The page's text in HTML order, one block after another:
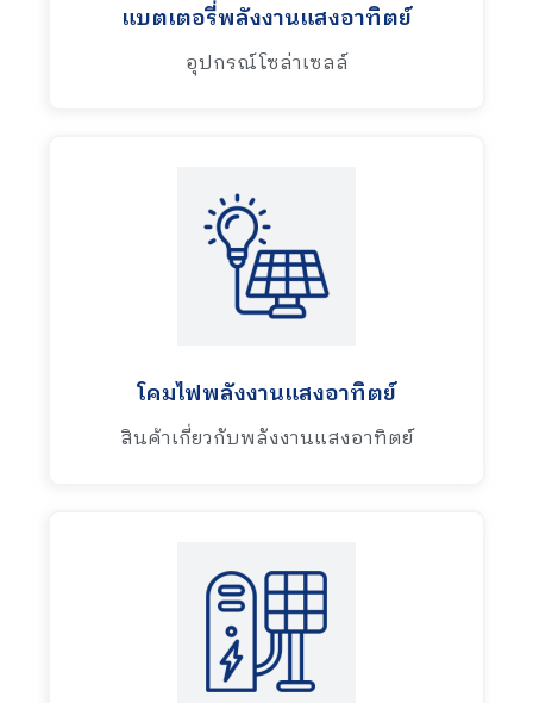
แบตเตอรี่พลังงานแสงอาทิตย์
อุปกรณ์โซล่าเซลล์
โคมไฟพลังงานแสงอาทิตย์
สินค้าเกี่ยวกับพลังงานแสงอาทิตย์​